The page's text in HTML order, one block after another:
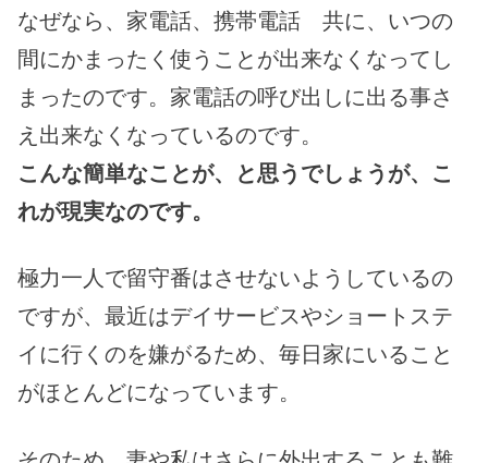
なぜなら、家電話、携帯電話 共に、いつの
間にかまったく使うことが出来なくなってし
まったのです。家電話の呼び出しに出る事さ
え出来なくなっているのです。
こんな簡単なことが、と思うでしょうが、こ
れが現実なのです。
極力一人で留守番はさせないようしているの
ですが、最近はデイサービスやショートステ
イに行くのを嫌がるため、毎日家にいること
がほとんどになっています。